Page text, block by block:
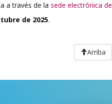
a través de la sede electrónica
de 2025.
Arriba